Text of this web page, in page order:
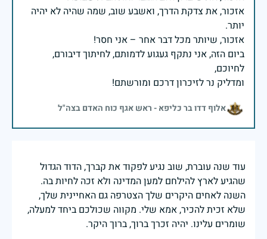
אזכור, את צדקת הדרך, ואשבע שוב, שמה שהיה לא יהיה
ביום הזה, אני נתקף געגוע לדמותם, לחיתוך דיבורם,
ומדליק נר לזיכרון דרכם ומורשתם!
אלוף דדו בר כליפא - ראש אגף כוח האדם בצה"ל
עוד שנה עוברת, שוב נגיע לפקוד את קברך, הדוד הגדול
שהגיע לארץ להילחם למען המדינה ולא זכה לחיות בה.
השנה לאחים היקרים שלך הצטרפה גם האחיינית שלך,
שלא זכית להכיר, אמא שלי. מקווה שכולכם ביחד למעלה,
שומרים עלינו. יהיה זכרך ברוך, ברוך היקר.